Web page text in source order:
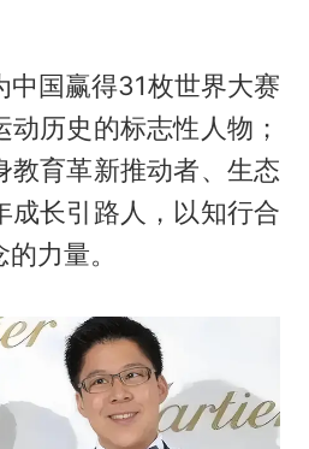
中国赢得31枚世界大赛
历史的标志性人物；
教育革新推动者、生态
成长引路人，以知行合
力量。